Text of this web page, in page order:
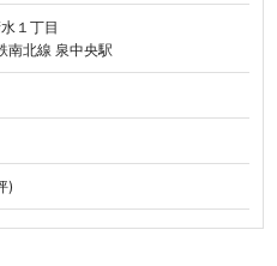
１丁目
南北線 泉中央駅
)